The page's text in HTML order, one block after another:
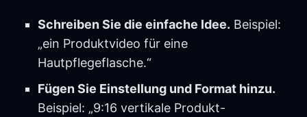
Schreiben Sie die einfache Idee. Beispiel:
„ein Produktvideo für eine
Hautpflegeflasche.“
Fügen Sie Einstellung und Format hinzu.
Beispiel: „9:16 vertikale Produkt-